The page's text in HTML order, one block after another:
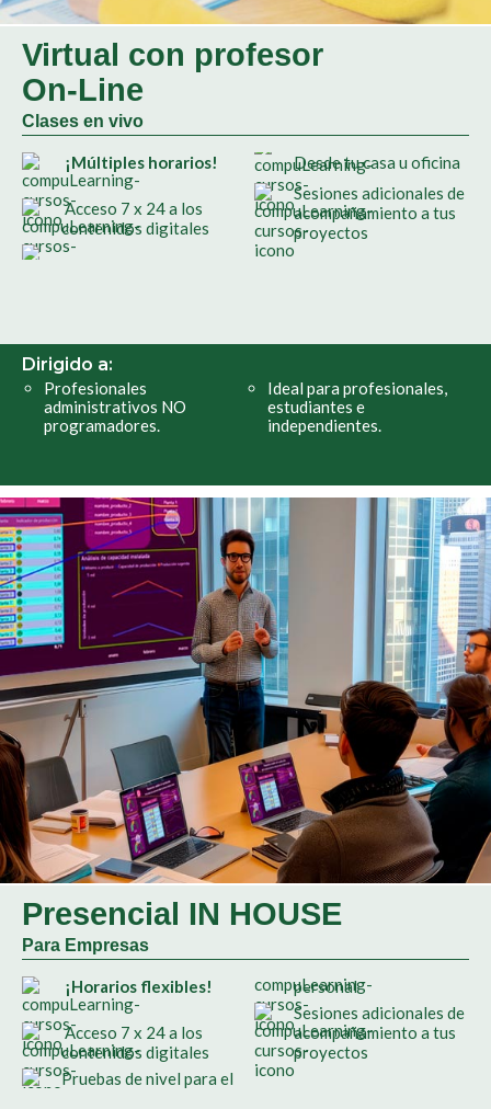
Virtual con profesor
On-Line
Clases en vivo
¡Múltiples horarios!
Acceso 7 x 24 a los
contenidos digitales
Desde tu casa u oficina
Sesiones adicionales de
acompañamiento a tus
proyectos
Dirigido a:
Profesionales
administrativos NO
programadores.
Ideal para profesionales,
estudiantes e
independientes.
Presencial IN HOUSE
Para Empresas
¡Horarios flexibles!
Acceso 7 x 24 a los
contenidos digitales
Pruebas de nivel para el
personal
Sesiones adicionales de
acompañamiento a tus
proyectos